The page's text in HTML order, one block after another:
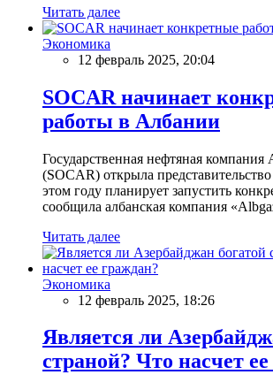
Читать далее
Экономика
12 февраль 2025, 20:04
SOCAR начинает
работы в Албании
Государственная нефтяная компания
(SOCAR) открыла
этом году планирует запустить
сообщила албанская компания
Читать далее
Экономика
12 февраль 2025, 18:26
Является ли
страной? Что насчет